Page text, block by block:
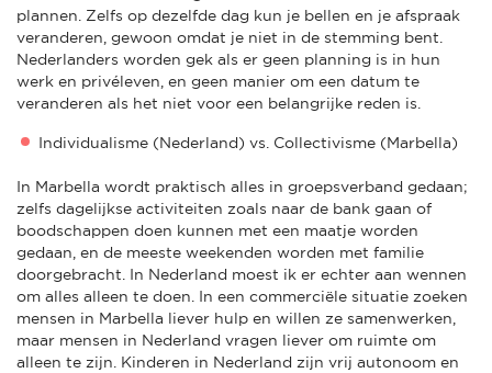
plannen. Zelfs op dezelfde dag kun je bellen en je afspraak
veranderen, gewoon omdat je niet in de stemming bent.
Nederlanders worden gek als er geen planning is in hun
werk en privéleven, en geen manier om een datum te
veranderen als het niet voor een belangrijke reden is.
Individualisme (Nederland) vs. Collectivisme (Marbella)
In Marbella wordt praktisch alles in groepsverband gedaan;
zelfs dagelijkse activiteiten zoals naar de bank gaan of
boodschappen doen kunnen met een maatje worden
gedaan, en de meeste weekenden worden met familie
doorgebracht. In Nederland moest ik er echter aan wennen
om alles alleen te doen. In een commerciële situatie zoeken
mensen in Marbella liever hulp en willen ze samenwerken,
maar mensen in Nederland vragen liever om ruimte om
alleen te zijn. Kinderen in Nederland zijn vrij autonoom en